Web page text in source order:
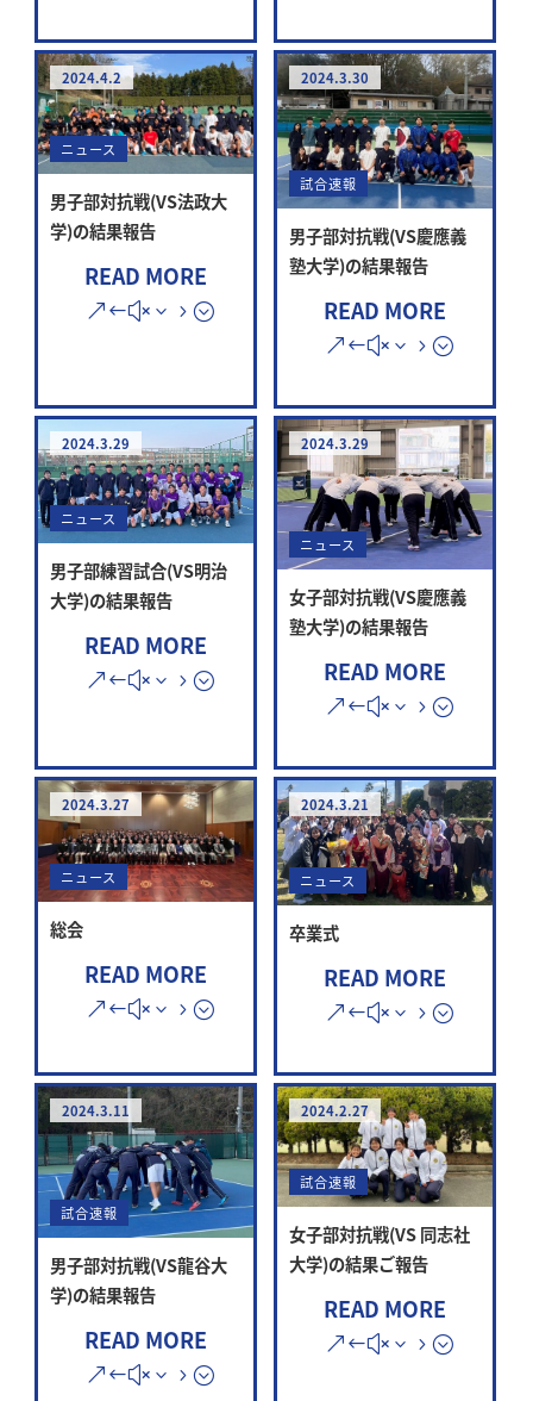
2024.4.2
ニュース
男子部対抗戦(VS法政大
学)の結果報告
READ MORE
2024.3.30
試合速報
男子部対抗戦(VS慶應義
塾大学)の結果報告
READ MORE
2024.3.29
ニュース
男子部練習試合(VS明治
大学)の結果報告
READ MORE
2024.3.29
ニュース
女子部対抗戦(VS慶應義
塾大学)の結果報告
READ MORE
2024.3.27
ニュース
総会
READ MORE
2024.3.21
ニュース
卒業式
READ MORE
2024.3.11
試合速報
男子部対抗戦(VS龍谷大
学)の結果報告
READ MORE
2024.2.27
試合速報
女子部対抗戦(VS 同志社
大学)の結果ご報告
READ MORE